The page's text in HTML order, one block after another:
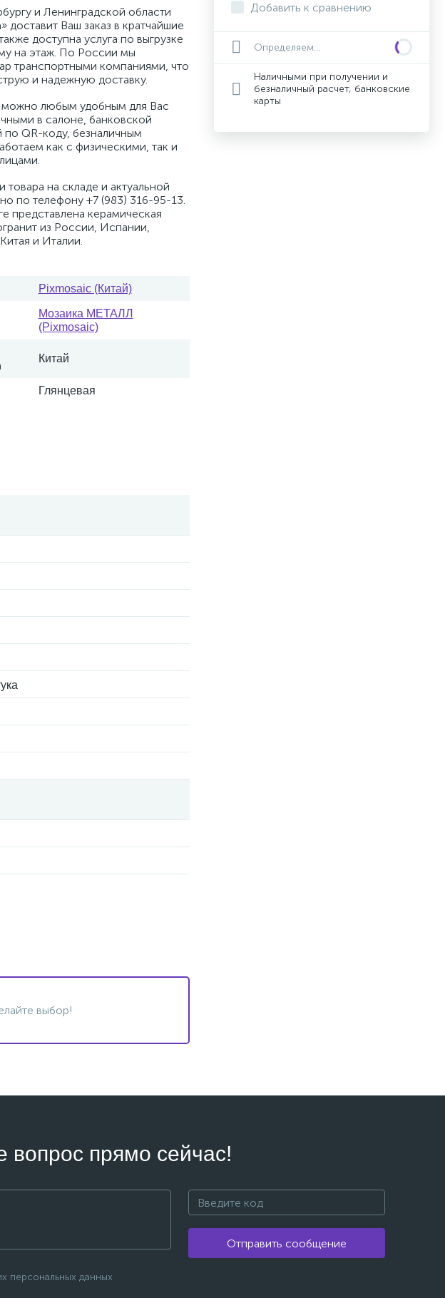
и Ленинградской области
доставит Ваш заказ в кратчайшие
доступна услуга по выгрузке
на этаж. По России мы
транспортными компаниями, что
и надежную доставку.
можно любым удобным для Вас
в салоне, банковской
по QR-коду, безналичным
как с физическими, так и
товара на складе и актуальной
по телефону +7 (983) 316-95-13.
представлена керамическая
из России, Испании,
и Италии.
Pixmosaic (Китай)
Мозаика МЕТАЛЛ
(Pixmosaic)
Китай
Глянцевая
Добавить к сравнению
Определяем...
Наличными при получении и
безналичный расчет, банковские
карты
выбор!
вопрос прямо сейчас!
Отправить сообщение
персональных данных